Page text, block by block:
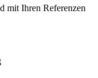
mit Ihren Referenzen